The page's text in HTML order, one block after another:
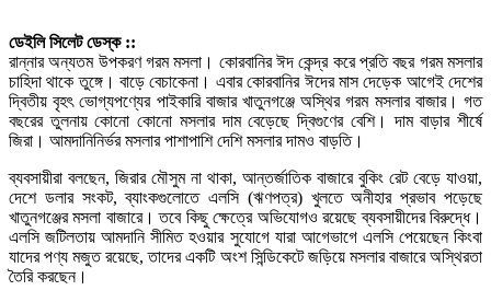
ডেইলি সিলেট ডেস্ক ::
রান্নার অন্যতম উপকরণ গরম মসলা। কোরবানির ঈদ কেন্দ্র করে প্রতি বছর গরম মসলার
চাহিদা থাকে তুঙ্গে। বাড়ে বেচাকেনা। এবার কোরবানির ঈদের মাস দেড়েক আগেই দেশের
দ্বিতীয় বৃহৎ ভোগ্যপণ্যের পাইকারি বাজার খাতুনগঞ্জে অস্থির গরম মসলার বাজার। গত
বছরের তুলনায় কোনো কোনো মসলার দাম বেড়েছে দ্বিগুণের বেশি। দাম বাড়ার শীর্ষে
জিরা। আমদানিনির্ভর মসলার পাশাপাশি দেশি মসলার দামও বাড়তি।
ব্যবসায়ীরা বলছেন, জিরার মৌসুম না থাকা, আন্তর্জাতিক বাজারে বুকিং রেট বেড়ে যাওয়া,
দেশে ডলার সংকট, ব্যাংকগুলোতে এলসি (ঋণপত্র) খুলতে অনীহার প্রভাব পড়েছে
খাতুনগঞ্জের মসলা বাজারে। তবে কিছু ক্ষেত্রে অভিযোগও রয়েছে ব্যবসায়ীদের বিরুদ্ধে।
এলসি জটিলতায় আমদানি সীমিত হওয়ার সুযোগে যারা আগেভাগে এলসি পেয়েছেন কিংবা
যাদের পণ্য মজুত রয়েছে, তাদের একটি অংশ সিন্ডিকেটে জড়িয়ে মসলার বাজারে অস্থিরতা
তৈরি করছেন।